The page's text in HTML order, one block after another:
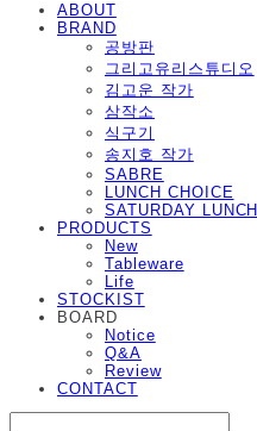
ABOUT
BRAND
공방판
그리고유리스튜디오
김고운 작가
삼작소
식구기
송지호 작가
SABRE
LUNCH CHOICE
SATURDAY LUNCH
PRODUCTS
New
Tableware
Life
STOCKIST
BOARD
Notice
Q&A
Review
CONTACT